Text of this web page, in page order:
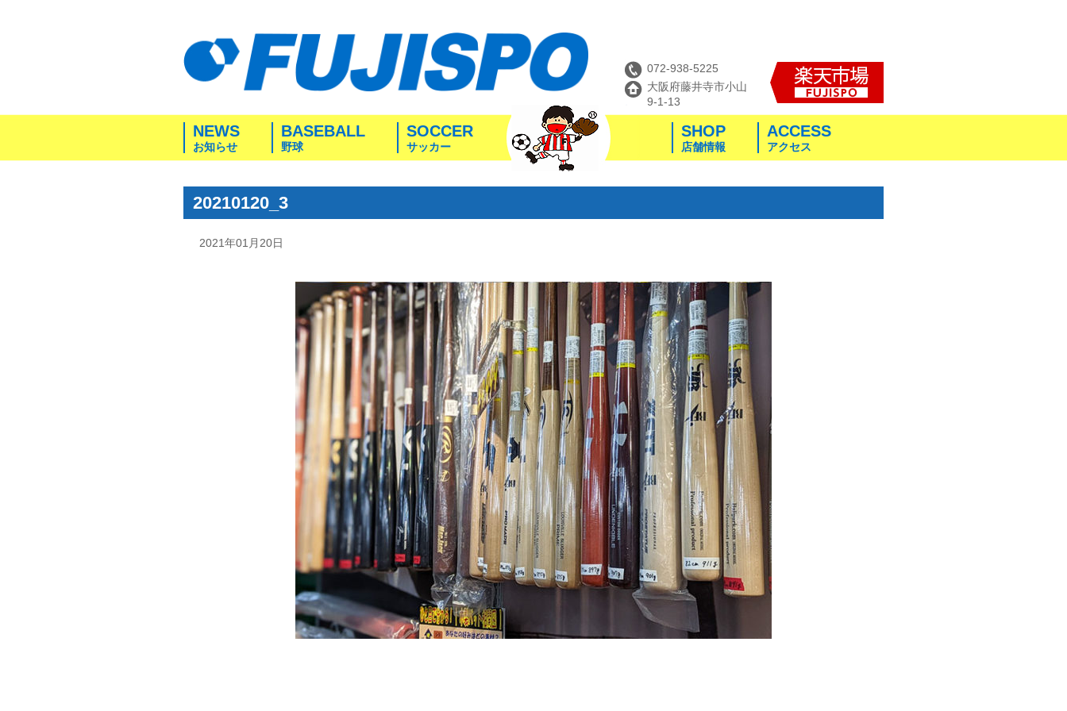
072-938-5225
大阪府藤井寺市小山
9-1-13
NEWS
お知らせ
BASEBALL
野球
SOCCER
サッカー
SHOP
店舗情報
ACCESS
アクセス
20210120_3
2021年01月20日